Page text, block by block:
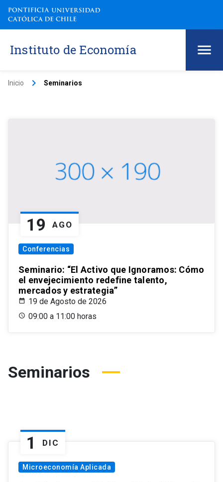
Instituto de Economía
Inicio keyboard_arrow_right Seminarios
19 AGO
Conferencias
Seminario: “El Activo que Ignoramos: Cómo
el envejecimiento redefine talento,
mercados y estrategia”
19 de Agosto de 2026
09:00 a 11:00 horas
Seminarios
1 DIC
Microeconomía Aplicada